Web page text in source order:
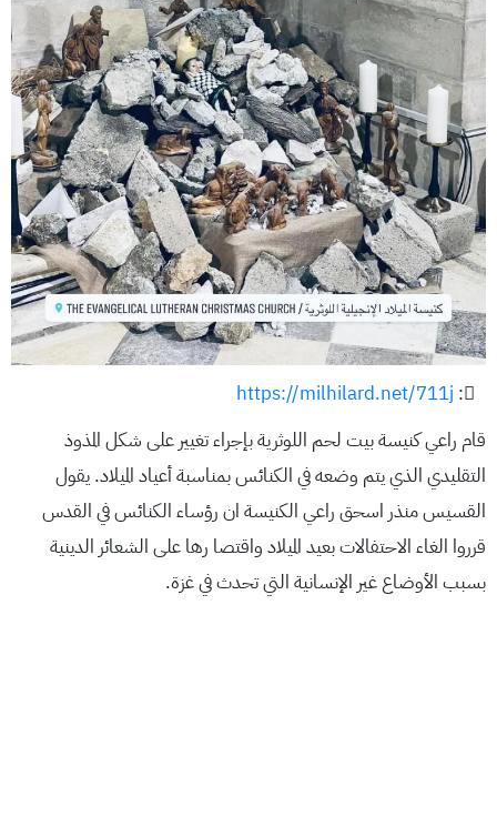
:
https://milhilard.net/711j
قام راعي كنيسة بيت لحم اللوثرية بإجراء تغيير على شكل المذوذ
التقليدي الذي يتم وضعه في الكنائس بمناسبة أعياد الميلاد. يقول
القسيس منذر اسحق راعي الكنيسة ان رؤساء الكنائس في القدس
قرروا الغاء الاحتفالات بعيد الميلاد واقتصا رها على الشعائر الدينية
بسبب الأوضاع غير الإنسانية التي تحدث في غزة.